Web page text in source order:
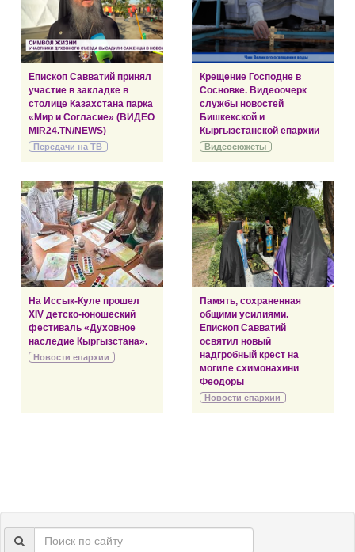
Епископ Савватий принял
участие в закладке в
столице Казахстана парка
«Мир и Согласие» (ВИДЕО
MIR24.TN/NEWS)
Передачи на ТВ
Крещение Господне в
Сосновке. Видеоочерк
службы новостей
Бишкекской и
Кыргызстанской епархии
Видеосюжеты
На Иссык-Куле прошел
XIV детско-юношеский
фестиваль «Духовное
наследие Кыргызстана».
Новости епархии
Память, сохраненная
общими усилиями.
Епископ Савватий
освятил новый
надгробный крест на
могиле схимонахини
Феодоры
Новости епархии